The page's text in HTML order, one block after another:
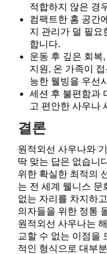
적합하지 않은 경
컴팩트한 홈 공간
지 관리가 덜 필요
합니다.
운동 후 깊은 회복
지원, 온 가족이
능한 웰빙을 우선
세션 후 불편함과
고 편안한 사우나
결론
원적외선 사우나와
딱 맞는 답은 없습니
위한 확실한 최적의
는 전 세계 웰니스 문
없는 자리를 차지하
의자들을 위한 정통
원적외선 사우나는
교할 수 없는 이점을
적인 형식으로 대부